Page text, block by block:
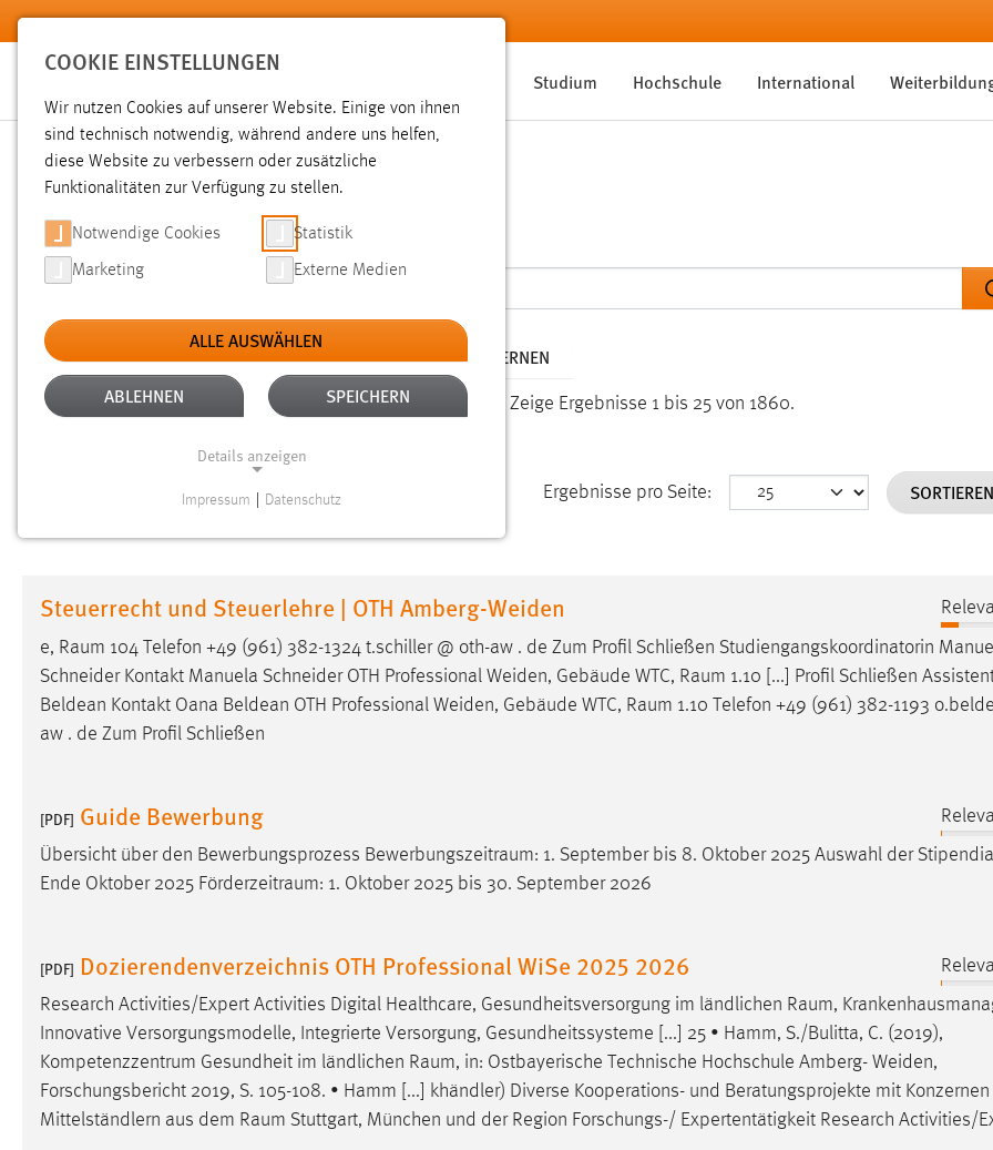
Zum Hauptinhalt springen
Studium Hochschule International
SUCHE
Aktive Filter: ALTER: ÜBER EIN JAHR ALLE FILTER ENTFERNEN
Gesucht nach "raum". Es wurden 1860 Ergebnisse gefunden. Zeige Ergebnisse 1 bis 25 von 1860.
Ergebnisse pro Seite:
Steuerrecht und Steuerlehre | OTH Amberg-Weiden
e, Raum 104 Telefon +49 (961) 382-1324 t.schiller @ oth-aw . de Zum Profil Schließen Studiengangskoordinatorin
Schneider Kontakt Manuela Schneider OTH Professional Weiden, Gebäude WTC, Raum 1.10 [...] Profil Schließen
Beldean Kontakt Oana Beldean OTH Professional Weiden, Gebäude WTC, Raum 1.10 Telefon +49 (961) 382-1193
aw . de Zum Profil Schließen
[PDF] Guide Bewerbung
Übersicht über den Bewerbungsprozess Bewerbungszeitraum: 1. September bis 8. Oktober 2025 Auswahl der
Ende Oktober 2025 Förderzeitraum: 1. Oktober 2025 bis 30. September 2026
[PDF] Dozierendenverzeichnis OTH Professional WiSe 2025 2026
Research Activities/Expert Activities Digital Healthcare, Gesundheitsversorgung im ländlichen Raum,
Innovative Versorgungsmodelle, Integrierte Versorgung, Gesundheitssysteme [...] 25 • Hamm, S./Bulitta, C. (2019),
Kompetenzzentrum Gesundheit im ländlichen Raum, in: Ostbayerische Technische Hochschule Amberg- Weiden,
Forschungsbericht 2019, S. 105-108. • Hamm [...] khändler) Diverse Kooperations- und Beratungsprojekte mit
Mittelständlern aus dem Raum Stuttgart, München und der Region Forschungs-/ Expertentätigkeit Research Activities/
COOKIE EINSTELLUNGEN
Wir nutzen Cookies auf unserer Website. Einige von ihnen
sind technisch notwendig, während andere uns helfen,
diese Website zu verbessern oder zusätzliche
Funktionalitäten zur Verfügung zu stellen.
Notwendige Cookies Statistik
Marketing Externe Medien
ALLE AUSWÄHLEN
ABLEHNEN SPEICHERN
Details anzeigen
Website erforderlich.
Einverständnis
Name: cookie_consent
in diesem Cookie gespeichert, ob man
eingeloggt ist.
Sprachpräferenz
Impressum Datenschutz